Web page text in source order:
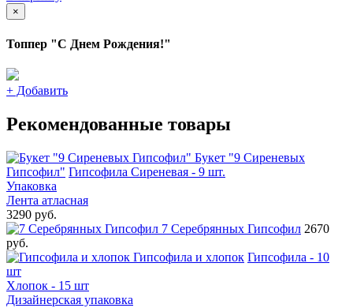
×
Топпер "С Днем Рождения!"
+ Добавить
Рекомендованные товары
Букет "9 Сиреневых
Гипсофил" Гипсофила Сиреневая - 9 шт.
Упаковка
Лента атласная
3290 руб.
7 Серебрянных Гипсофил 2670
руб.
Гипсофила и хлопок Гипсофила - 10
шт
Хлопок - 15 шт
Дизайнерская упаковка